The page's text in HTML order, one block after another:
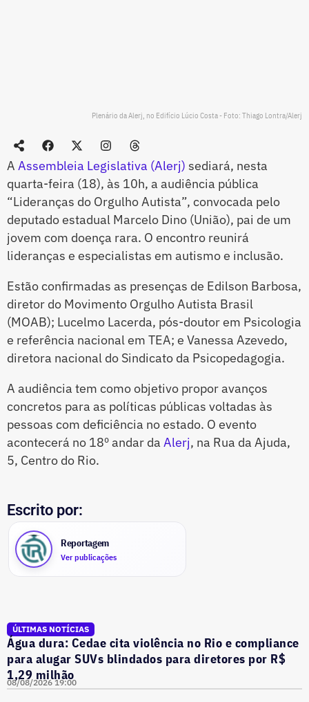
Plenário da Alerj, no Edifício Lúcio Costa - Foto: Thiago Lontra/Alerj
A Assembleia Legislativa (Alerj) sediará, nesta
quarta-feira (18), às 10h, a audiência pública
“Lideranças do Orgulho Autista”, convocada pelo
deputado estadual Marcelo Dino (União), pai de um
jovem com doença rara. O encontro reunirá
lideranças e especialistas em autismo e inclusão.
Estão confirmadas as presenças de Edilson Barbosa,
diretor do Movimento Orgulho Autista Brasil
(MOAB); Lucelmo Lacerda, pós-doutor em Psicologia
e referência nacional em TEA; e Vanessa Azevedo,
diretora nacional do Sindicato da Psicopedagogia.
A audiência tem como objetivo propor avanços
concretos para as políticas públicas voltadas às
pessoas com deficiência no estado. O evento
acontecerá no 18º andar da Alerj, na Rua da Ajuda,
5, Centro do Rio.
Escrito por:
Reportagem
Ver publicações
ÚLTIMAS NOTÍCIAS
Água dura: Cedae cita violência no Rio e compliance
para alugar SUVs blindados para diretores por R$
1,29 milhão
08/08/2026 19:00